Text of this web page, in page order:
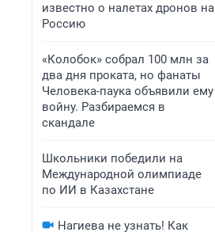
известно о налетах дронов на
Россию
«Колобок» собрал 100 млн за
два дня проката, но фанаты
Человека-паука объявили ему
войну. Разбираемся в
скандале
Школьники победили на
Международной олимпиаде
по ИИ в Казахстане
Нагиева не узнать! Как